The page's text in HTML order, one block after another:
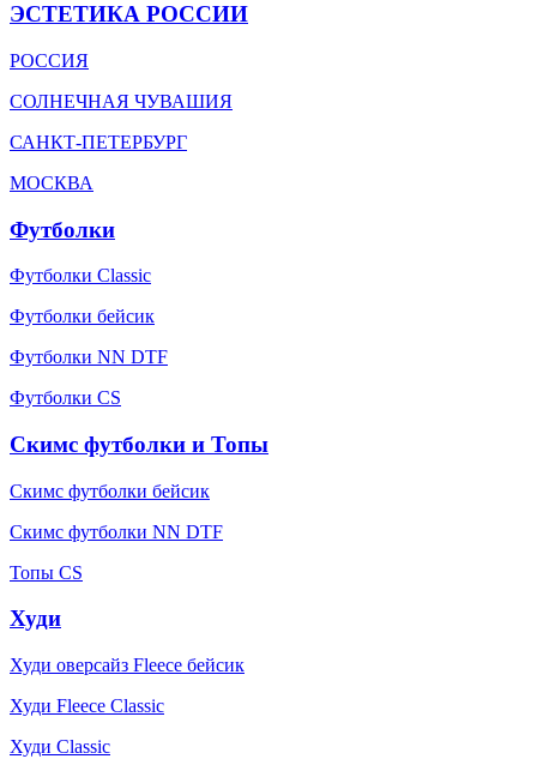
ЭСТЕТИКА РОССИИ
РОССИЯ
СОЛНЕЧНАЯ ЧУВАШИЯ
САНКТ-ПЕТЕРБУРГ
МОСКВА
Футболки
Футболки Classic
Футболки бейсик
Футболки NN DTF
Футболки CS
Скимс футболки и Топы
Скимс футболки бейсик
Скимс футболки NN DTF
Топы CS
Худи
Худи оверсайз Fleece бейсик
Худи Fleece Classic
Худи Classic